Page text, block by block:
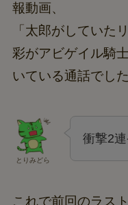
報動画、
「太郎がしていた
彩がアビゲイル騎
いている通話でした
とりみどら
衝撃2連
これで前回のラス